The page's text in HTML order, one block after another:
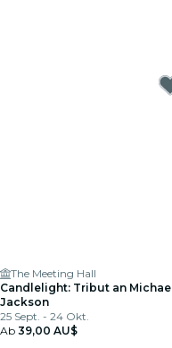
The Meeting Hall
Candlelight: Tribut an Michael
Jackson
25 Sept. - 24 Okt.
Ab 39,00 AU$